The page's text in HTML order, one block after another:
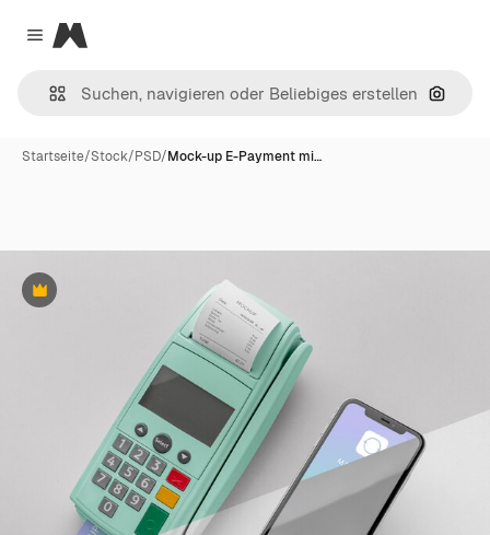
Close menu
Magnific
Nach
Startseite/Stock/PSD/Mock-up E-Payment mi…
Premium